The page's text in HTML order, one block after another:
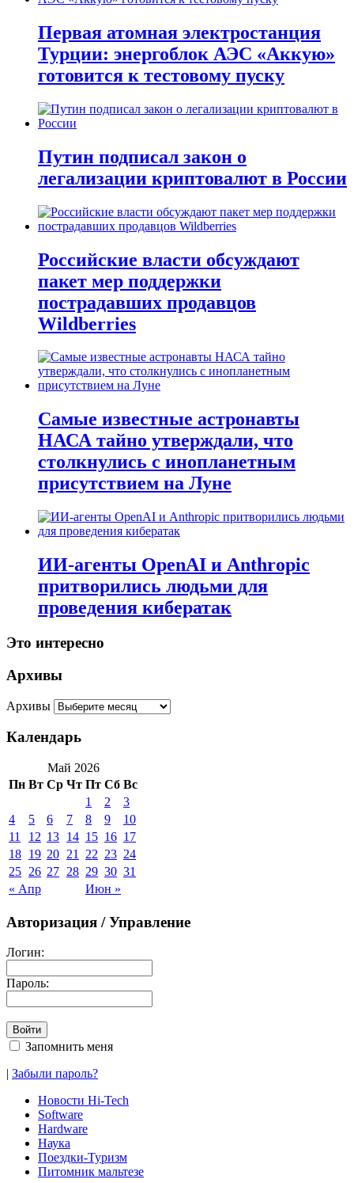
Первая атомная электростанция
Турции: энергоблок АЭС «Аккую»
готовится к тестовому пуску
Путин подписал закон о
легализации криптовалют в России
Российские власти обсуждают
пакет мер поддержки
пострадавших продавцов
Wildberries
Самые известные астронавты
НАСА тайно утверждали, что
столкнулись с инопланетным
присутствием на Луне
ИИ-агенты OpenAI и Anthropic
притворились людьми для
проведения кибератак
Это интересно
Архивы
Архивы
Календарь
Май 2026
Пн Вт Ср Чт Пт Сб Вс
« Апр Июн »
1 2
3
4
5 6 7 8 9
10
11
12 13 14 15 16 17
18 19 20 21 22 23 24
25 26 27 28 29 30 31
Авторизация / Управление
Логин:
Пароль:
Запомнить меня
| Забыли пароль?
Новости Hi-Tech
Software
Hardware
Наука
Поездки-Туризм
Питомник мальтезе